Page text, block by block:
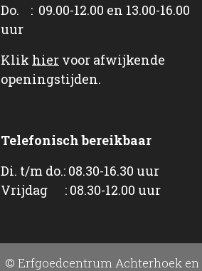
Do. : 09.00-12.00 en 13.00-16.00
uur
Klik hier voor afwijkende
openingstijden.
Telefonisch bereikbaar
Di. t/m do.: 08.30-16.30 uur
Vrijdag : 08.30-12.00 uur
© Erfgoedcentrum Achterhoek en